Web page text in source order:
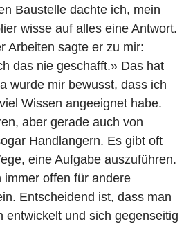
Baustelle dachte ich, mein
wisse auf alles eine Antwort.
Arbeiten sagte er zu mir:
das nie geschafft.» Das hat
wurde mir bewusst, dass ich
Wissen angeeignet habe.
aber gerade auch von
Handlangern. Es gibt oft
eine Aufgabe auszuführen.
immer offen für andere
Entscheidend ist, dass man
entwickelt und sich gegenseitig